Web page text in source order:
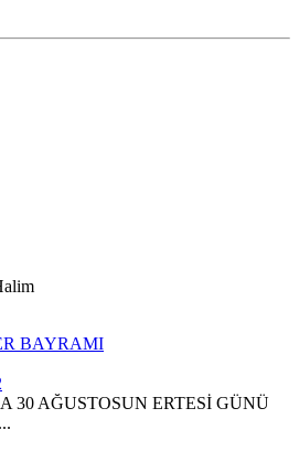
BAYRAMI
30 AĞUSTOSUN ERTESİ GÜNÜ